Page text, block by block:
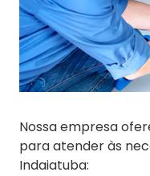
Nossa empresa
para atender às
Indaiatuba: